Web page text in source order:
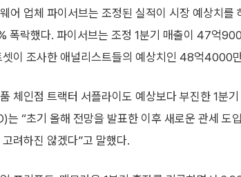
어 업체 파이서브는 조정된 실적이 시장 예상치를
폭락했다. 파이서브는 조정 1분기 매출이 47억
셋이 조사한 애널리스트들의 예상치인 48억4000
체인점 트랙터 서플라이도 예상보다 부진한 1분
는 “초기 올해 전망을 발표한 이후 새로운 관세 도
려하진 않겠다”고 말했다.